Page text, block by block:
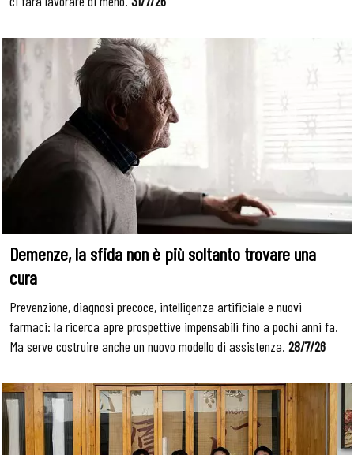
Demenze, la sfida non è più soltanto trovare una
cura
Prevenzione, diagnosi precoce, intelligenza artificiale e nuovi
farmaci: la ricerca apre prospettive impensabili fino a pochi anni fa.
Ma serve costruire anche un nuovo modello di assistenza. 28/7/26